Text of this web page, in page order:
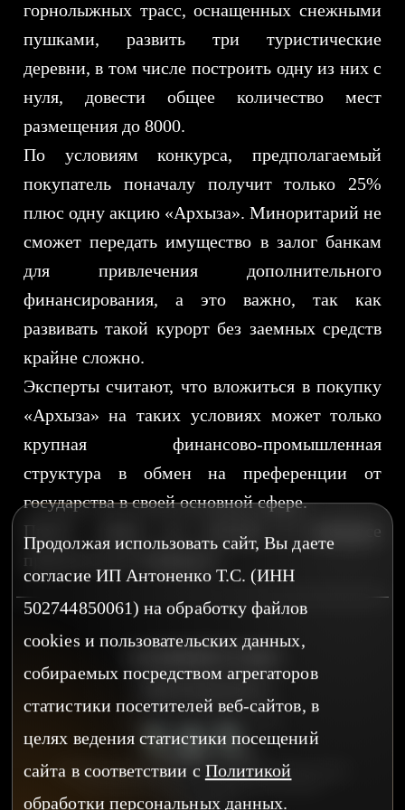
горнолыжных трасс, оснащенных снежными
пушками, развить три туристические
деревни, в том числе построить одну из них с
нуля, довести общее количество мест
размещения до 8000.
По условиям конкурса, предполагаемый
покупатель поначалу получит только 25%
плюс одну акцию «Архыза». Миноритарий не
сможет передать имущество в залог банкам
для привлечения дополнительного
финансирования, а это важно, так как
развивать такой курорт без заемных средств
крайне сложно.
Эксперты считают, что вложиться в покупку
«Архыза» на таких условиях может только
крупная финансово-промышленная
структура в обмен на преференции от
государства в своей основной сфере.
Прием заявок на участие в конкурсе
НАПИШИТЕ НАМ
v@zernomcom.ru
ПОЛИТИКА В ОТНОШЕНИИ ОБРАБОТКИ ПЕРСОНАЛЬНЫХ ДАННЫХ
СОГЛАСИЕ НА ОБРАБОТКУ ПЕРСОНАЛЬНЫХ ДАННЫХ
ПОЛИТИКА В ОТНОШЕНИИ ОБРАБОТКИ
ПЕРСОНАЛЬНЫХ ДАННЫХ
Продолжая использовать сайт, Вы даете
согласие ИП Антоненко Т.С. (ИНН
502744850061) на обработку файлов
cookies и пользовательских данных,
собираемых посредством агрегаторов
статистики посетителей веб-сайтов, в
целях ведения статистики посещений
сайта в соответствии с Политикой
обработки персональных данных.